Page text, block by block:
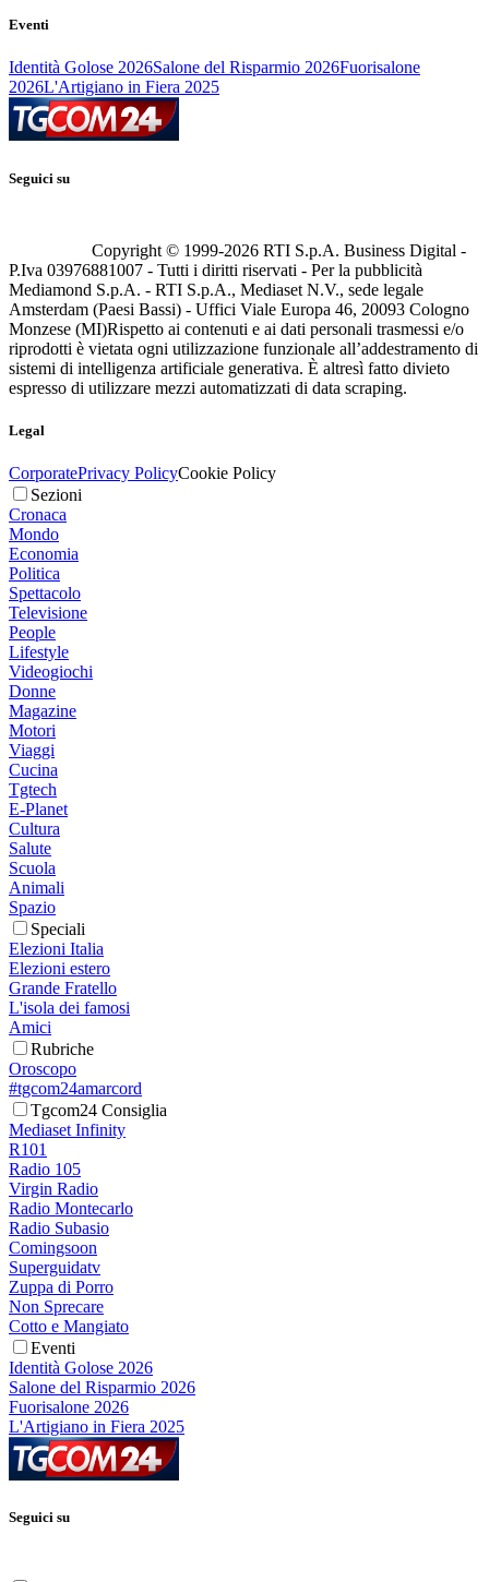
Eventi
Identità Golose 2026Salone del Risparmio 2026Fuorisalone
2026L'Artigiano in Fiera 2025
Seguici su
Copyright © 1999-2026 RTI S.p.A. Business Digital -
P.Iva 03976881007 - Tutti i diritti riservati - Per la pubblicità
Mediamond S.p.A. - RTI S.p.A., Mediaset N.V., sede legale
Amsterdam (Paesi Bassi) - Uffici Viale Europa 46, 20093 Cologno
Monzese (MI)Rispetto ai contenuti e ai dati personali trasmessi e/o
riprodotti è vietata ogni utilizzazione funzionale all’addestramento di
sistemi di intelligenza artificiale generativa. È altresì fatto divieto
espresso di utilizzare mezzi automatizzati di data scraping.
Legal
CorporatePrivacy PolicyCookie Policy
Sezioni
Cronaca
Mondo
Economia
Politica
Spettacolo
Televisione
People
Lifestyle
Videogiochi
Donne
Magazine
Motori
Viaggi
Cucina
Tgtech
E-Planet
Cultura
Salute
Scuola
Animali
Spazio
Speciali
Elezioni Italia
Elezioni estero
Grande Fratello
L'isola dei famosi
Amici
Rubriche
Oroscopo
#tgcom24amarcord
Tgcom24 Consiglia
Mediaset Infinity
R101
Radio 105
Virgin Radio
Radio Montecarlo
Radio Subasio
Comingsoon
Superguidatv
Zuppa di Porro
Non Sprecare
Cotto e Mangiato
Eventi
Identità Golose 2026
Salone del Risparmio 2026
Fuorisalone 2026
L'Artigiano in Fiera 2025
Seguici su